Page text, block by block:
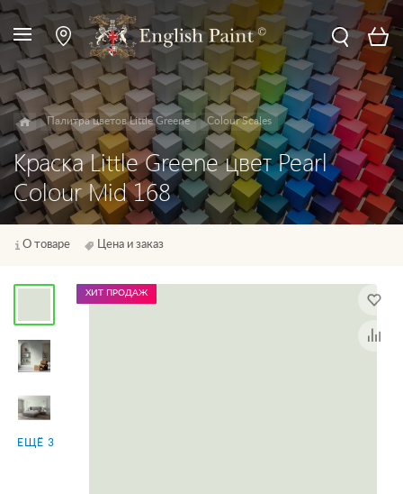
Палитра цветов Little Greene Colour Scales
Краска Little Greene цвет Pearl
Colour Mid 168
О товаре Цена и заказ
ЕЩЁ 3
ХИТ ПРОДАЖ